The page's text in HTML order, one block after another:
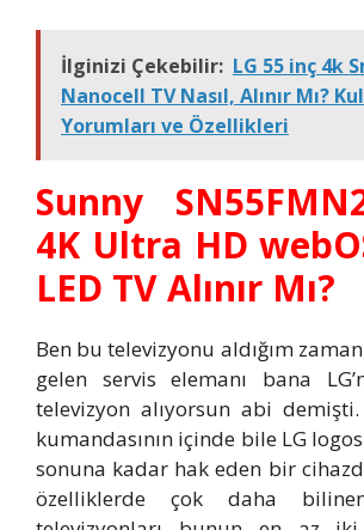
İlginizi Çekebilir: LG 55 inç 4k
Nanocell TV Nasıl, Alınır Mı?
Yorumları ve Özellikleri
Sunny
4K Ultra HD
LED TV Alınır Mı?
Ben bu televizyonu aldığım
gelen servis elemanı bana
televizyon alıyorsun abi
kumandasının içinde bile LG
sonuna kadar hak eden bir
özelliklerde çok daha